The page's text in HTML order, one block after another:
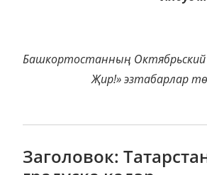
Иртәгә төнлә һәм көндез
аязучан болытлы һава
явым-төшем ихтималы аз,